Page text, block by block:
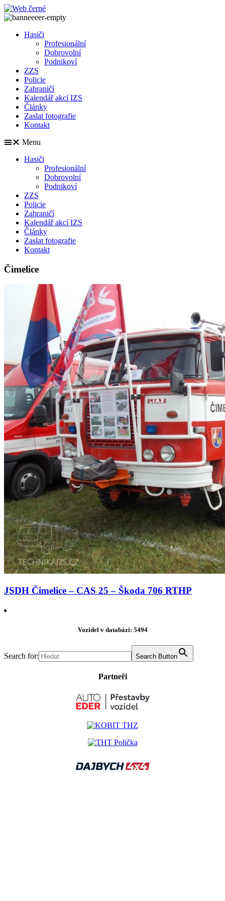
Přejít
k
Hasiči
Profesionální
Dobrovolní
Podnikoví
ZZS
Policie
Zahraničí
Kalendář akcí IZS
Články
Zaslat fotografie
Kontakt
Menu
Hasiči
Profesionální
Dobrovolní
Podnikoví
ZZS
Policie
Zahraničí
Kalendář akcí IZS
Články
Zaslat fotografie
Kontakt
Čimelice
JSDH Čimelice – CAS 25 – Škoda 706 RTHP
Vozidel v databázi: 5494
Search for: Search Button
Partneři